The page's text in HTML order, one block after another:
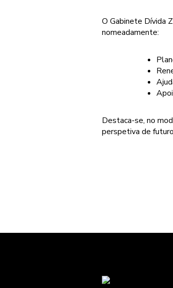
O Gabinete Dívida
nomeadamente:
Destaca-se, no
perspetiva de